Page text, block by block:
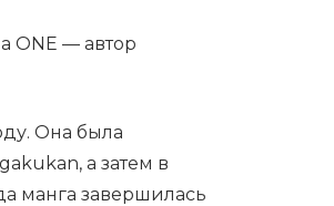
ONE — автор
Она была
а затем в
манга завершилась